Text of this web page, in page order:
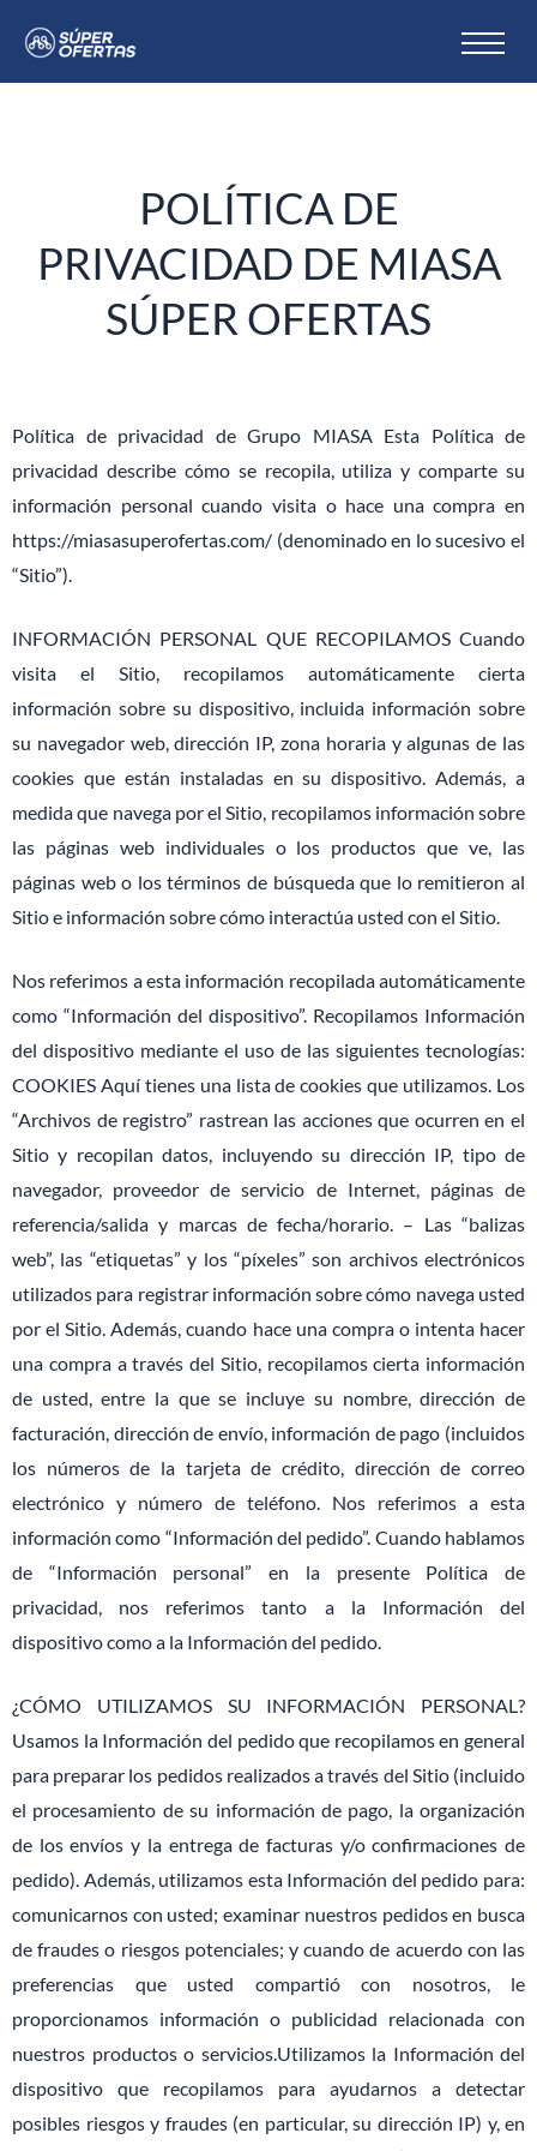
POLÍTICA DE
PRIVACIDAD DE MIASA
SÚPER OFERTAS
Política de privacidad de Grupo MIASA Esta Política de
privacidad describe cómo se recopila, utiliza y comparte su
información personal cuando visita o hace una compra en
https://miasasuperofertas.com/ (denominado en lo sucesivo el
“Sitio”).
INFORMACIÓN PERSONAL QUE RECOPILAMOS Cuando
visita el Sitio, recopilamos automáticamente cierta
información sobre su dispositivo, incluida información sobre
su navegador web, dirección IP, zona horaria y algunas de las
cookies que están instaladas en su dispositivo. Además, a
medida que navega por el Sitio, recopilamos información sobre
las páginas web individuales o los productos que ve, las
páginas web o los términos de búsqueda que lo remitieron al
Sitio e información sobre cómo interactúa usted con el Sitio.
Nos referimos a esta información recopilada automáticamente
como “Información del dispositivo”. Recopilamos Información
del dispositivo mediante el uso de las siguientes tecnologías:
COOKIES Aquí tienes una lista de cookies que utilizamos. Los
“Archivos de registro” rastrean las acciones que ocurren en el
Sitio y recopilan datos, incluyendo su dirección IP, tipo de
navegador, proveedor de servicio de Internet, páginas de
referencia/salida y marcas de fecha/horario. – Las “balizas
web”, las “etiquetas” y los “píxeles” son archivos electrónicos
utilizados para registrar información sobre cómo navega usted
por el Sitio. Además, cuando hace una compra o intenta hacer
una compra a través del Sitio, recopilamos cierta información
de usted, entre la que se incluye su nombre, dirección de
facturación, dirección de envío, información de pago (incluidos
los números de la tarjeta de crédito, dirección de correo
electrónico y número de teléfono. Nos referimos a esta
información como “Información del pedido”. Cuando hablamos
de “Información personal” en la presente Política de
privacidad, nos referimos tanto a la Información del
dispositivo como a la Información del pedido.
¿CÓMO UTILIZAMOS SU INFORMACIÓN PERSONAL?
Usamos la Información del pedido que recopilamos en general
para preparar los pedidos realizados a través del Sitio (incluido
el procesamiento de su información de pago, la organización
de los envíos y la entrega de facturas y/o confirmaciones de
pedido). Además, utilizamos esta Información del pedido para:
comunicarnos con usted; examinar nuestros pedidos en busca
de fraudes o riesgos potenciales; y cuando de acuerdo con las
preferencias que usted compartió con nosotros, le
proporcionamos información o publicidad relacionada con
nuestros productos o servicios.Utilizamos la Información del
dispositivo que recopilamos para ayudarnos a detectar
posibles riesgos y fraudes (en particular, su dirección IP) y, en